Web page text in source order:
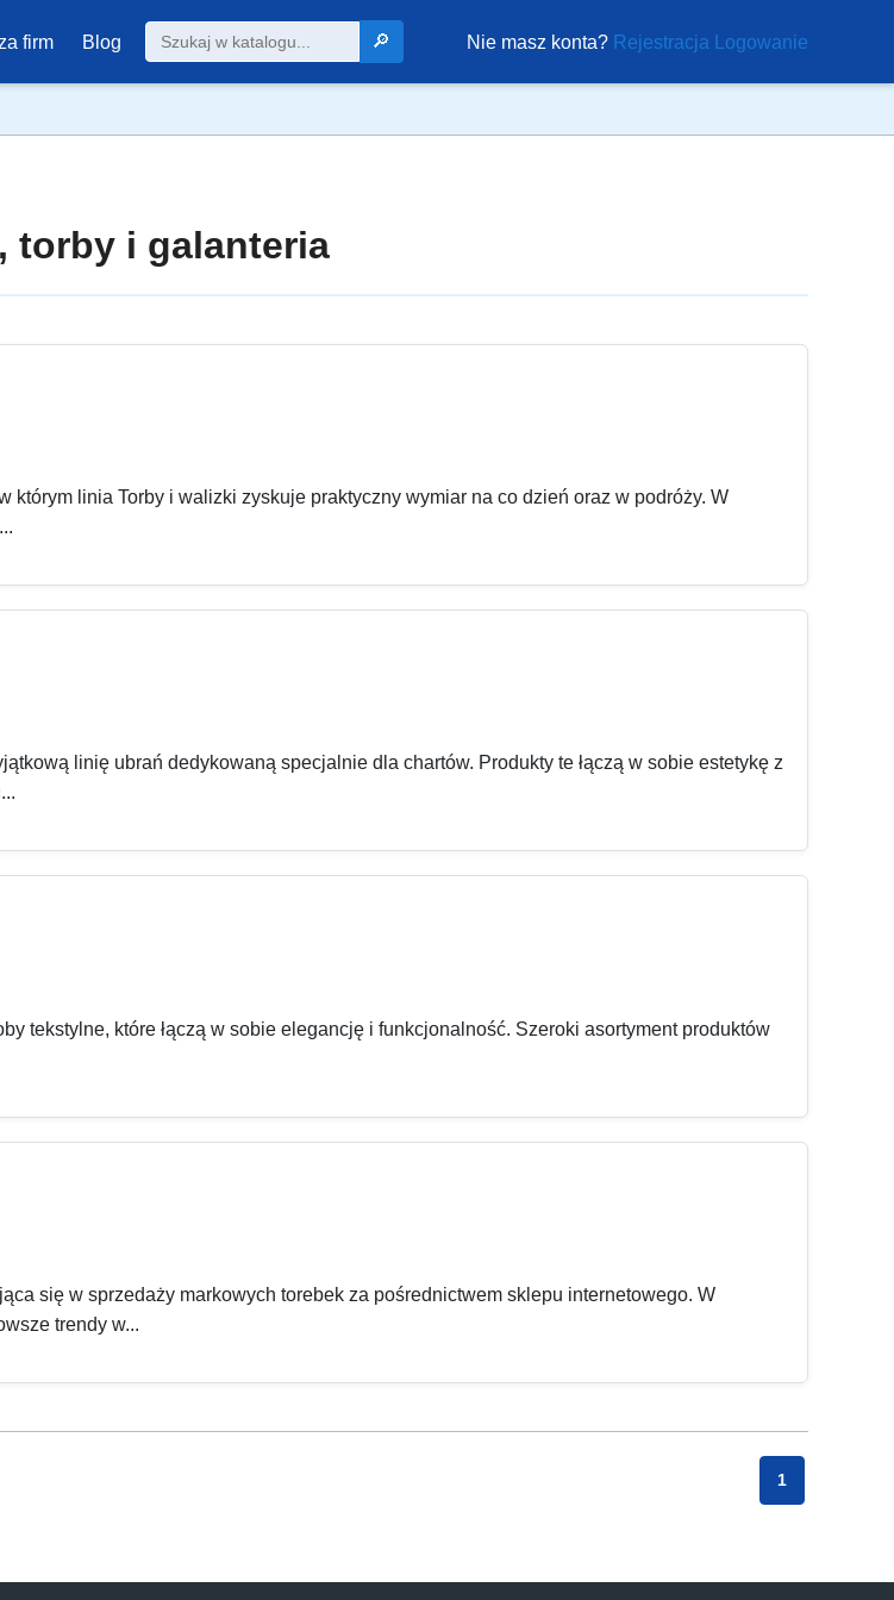
firm Blog 🔎 Nie masz konta? Rejestracja Logowanie
torby i galanteria
którym linia Torby i walizki zyskuje praktyczny wymiar na co dzień oraz w podróży. W
linię ubrań dedykowaną specjalnie dla chartów. Produkty te łączą w sobie estetykę z
tekstylne, które łączą w sobie elegancję i funkcjonalność. Szeroki asortyment produktów
się w sprzedaży markowych torebek za pośrednictwem sklepu internetowego. W
trendy w...
1